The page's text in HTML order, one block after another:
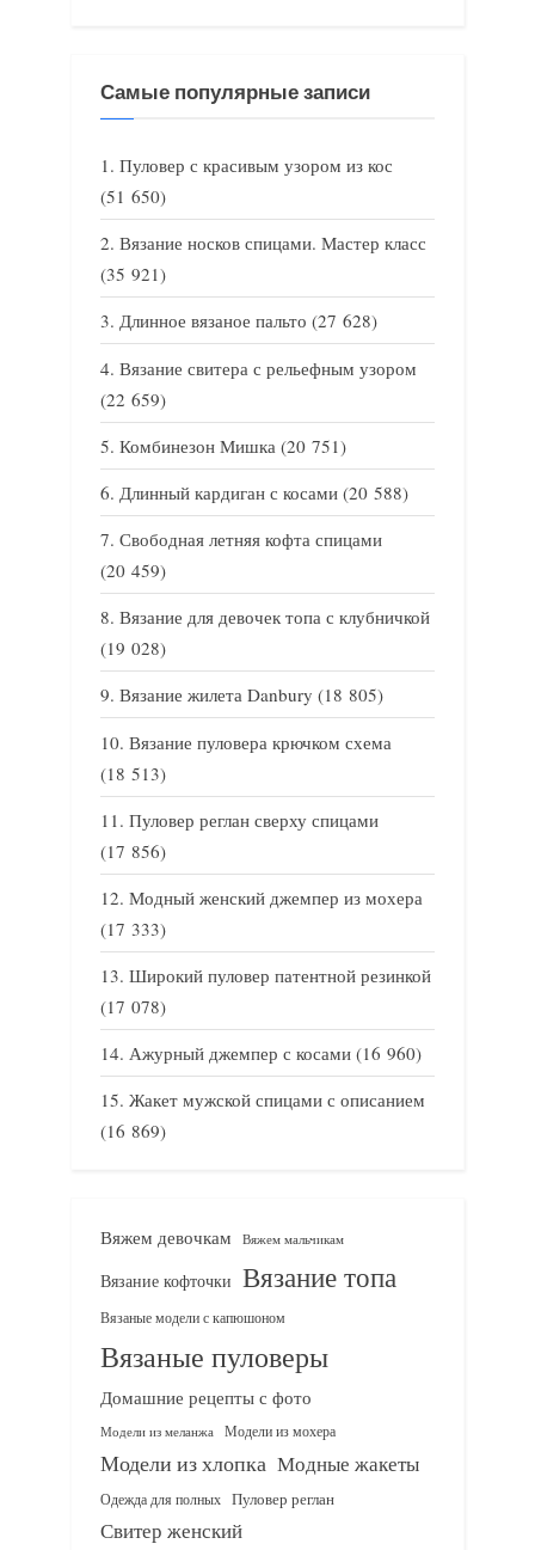
Самые популярные записи
Пуловер с красивым узором из кос
(51 650)
Вязание носков спицами. Мастер класс
(35 921)
Длинное вязаное пальто (27 628)
Вязание свитера с рельефным узором
(22 659)
Комбинезон Мишка (20 751)
Длинный кардиган с косами (20 588)
Свободная летняя кофта спицами
(20 459)
Вязание для девочек топа с клубничкой
(19 028)
Вязание жилета Danbury (18 805)
Вязание пуловера крючком схема
(18 513)
Пуловер реглан сверху спицами
(17 856)
Модный женский джемпер из мохера
(17 333)
Широкий пуловер патентной резинкой
(17 078)
Ажурный джемпер с косами (16 960)
Жакет мужской спицами с описанием
(16 869)
Вяжем девочкам Вяжем мальчикам
Вязание кофточки Вязание топа
Вязаные модели с капюшоном
Вязаные пуловеры
Домашние рецепты с фото
Модели из меланжа Модели из мохера
Модели из хлопка Модные жакеты
Одежда для полных Пуловер реглан
Свитер женский